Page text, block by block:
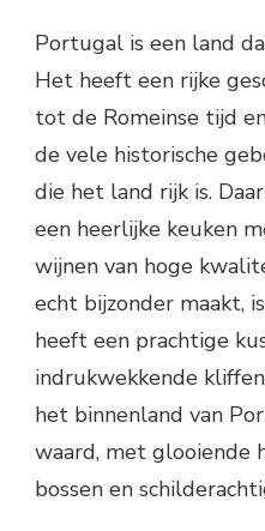
Portugal is een land
Het heeft een rijke
tot de Romeinse tijd
de vele historische
die het land rijk is.
een heerlijke keuken
wijnen van hoge
echt bijzonder maakt,
heeft een prachtige
indrukwekkende
het binnenland van
waard, met glooiende
bossen en